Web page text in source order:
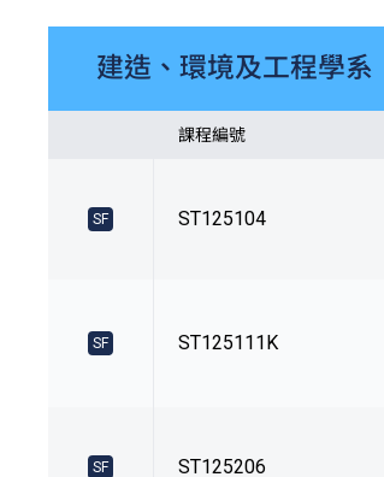
建造、環境及工程學系
課程編號
SF ST125104
SF ST125111K
SF ST125206